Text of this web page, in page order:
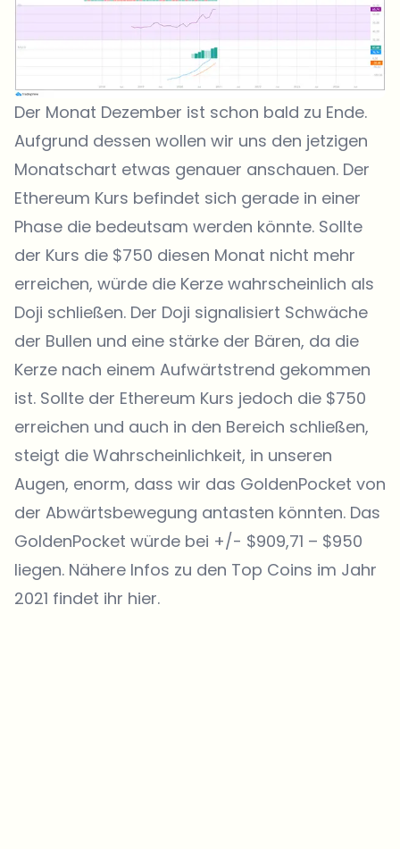
Der Monat Dezember ist schon bald zu Ende.
Aufgrund dessen wollen wir uns den jetzigen
Monatschart etwas genauer anschauen. Der
Ethereum Kurs befindet sich gerade in einer
Phase die bedeutsam werden könnte. Sollte
der Kurs die $750 diesen Monat nicht mehr
erreichen, würde die Kerze wahrscheinlich als
Doji schließen. Der Doji signalisiert Schwäche
der Bullen und eine stärke der Bären, da die
Kerze nach einem Aufwärtstrend gekommen
ist. Sollte der Ethereum Kurs jedoch die $750
erreichen und auch in den Bereich schließen,
steigt die Wahrscheinlichkeit, in unseren
Augen, enorm, dass wir das GoldenPocket von
der Abwärtsbewegung antasten könnten. Das
GoldenPocket würde bei +/- $909,71 – $950
liegen. Nähere Infos zu den Top Coins im Jahr
2021 findet ihr hier.